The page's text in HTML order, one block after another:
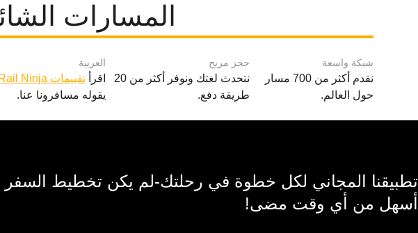
المسارات
شبكة واسعة
نقدم أكثر من 700 مسار
حول العالم.
حجز مريح
نتحدث لغتك ونوفر أكثر من 20
طريقة دفع.
العربية
اقرأ تقييمات Rail Ninja
يقوله مسافرونا عنا.
تطبيقنا المجاني لكل خطوة في رحلتك-لم يكن تخطيط السفر
أسهل من أي وقت مضى!